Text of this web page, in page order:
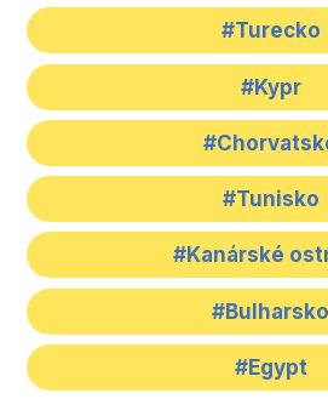
#Turecko
#Kypr
#Tunisko
#Kanárské
#Bulharsko
#Egypt